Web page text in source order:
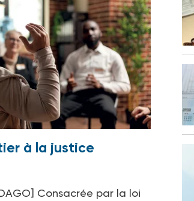
à la justice
Consacrée par la loi